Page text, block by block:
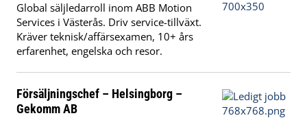
Global säljledarroll inom ABB Motion
Services i Västerås. Driv service-tillväxt.
Kräver teknisk/affärsexamen, 10+ års
erfarenhet, engelska och resor.
Försäljningschef – Helsingborg –
Gekomm AB